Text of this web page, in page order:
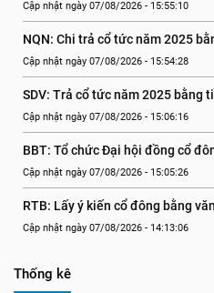
Cập nhật ngày 07/08/2026 - 15:55:10
NQN: Chi trả cổ tức năm 2025
Cập nhật ngày 07/08/2026 - 15:54:28
SDV: Trả cổ tức năm 2025 bằng
Cập nhật ngày 07/08/2026 - 15:06:16
BBT: Tổ chức Đại hội đồng cổ
Cập nhật ngày 07/08/2026 - 15:05:26
RTB: Lấy ý kiến cổ đông bằng
Cập nhật ngày 07/08/2026 - 14:13:06
Thống kê